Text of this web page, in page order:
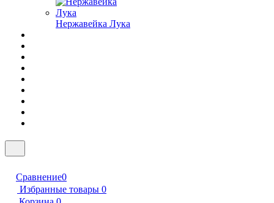
Нержавейка Лука
Сравнение0
Избранные товары 0